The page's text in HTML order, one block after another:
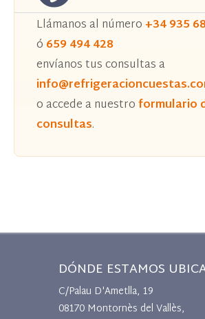
Llámanos al número +34 935
ó 659 494 428
envíanos tus consultas a
o accede a nuestroformulario
consultas.
DÓNDE ESTAMOS
C/Palau D'Ametlla, 19
08170 Montornès del Vallès,